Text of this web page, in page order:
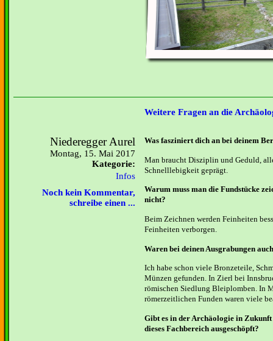
Weitere Fragen an die
Niederegger Aurel
Montag, 15. Mai 2017
Kategorie:
Infos
Noch kein Kommentar,
schreibe einen ...
Was fasziniert dich an bei deinem
Man braucht Disziplin und Geduld,
Schnelllebigkeit geprägt.
Warum muss man die Fundstücke
nicht?
Beim Zeichnen werden Feinheiten
Feinheiten verborgen.
Waren bei deinen Ausgrabungen
Ich habe schon viele Bronzeteile,
Münzen gefunden. In Zierl bei
römischen Siedlung Bleiplomben. In
römerzeitlichen Funden waren viele
Gibt es in der Archäologie in
dieses Fachbereich ausgeschöpft?